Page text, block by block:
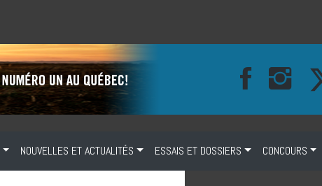
NOUVELLES ET ACTUALITÉS ESSAIS ET DOSSIERS CONCOURS